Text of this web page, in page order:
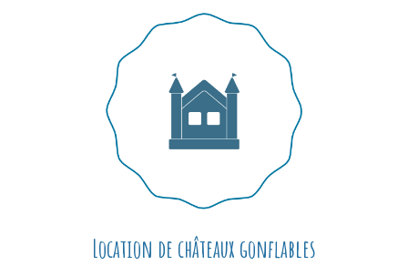
Location de châteaux gonflables